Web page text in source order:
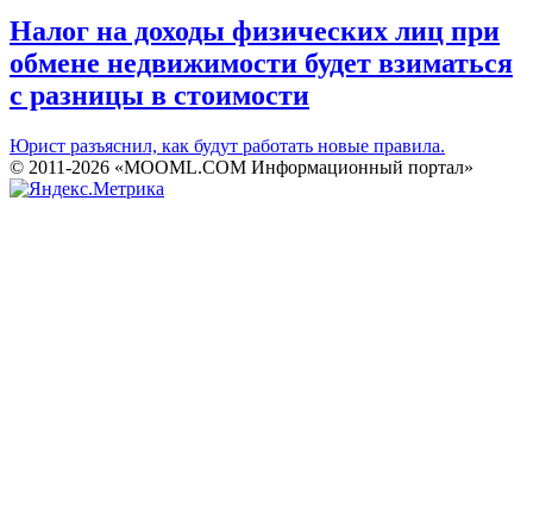
Налог на доходы физических лиц при
обмене недвижимости будет взиматься
с разницы в стоимости
Юрист разъяснил, как будут работать новые правила.
© 2011-2026 «MOOML.COM Информационный портал»